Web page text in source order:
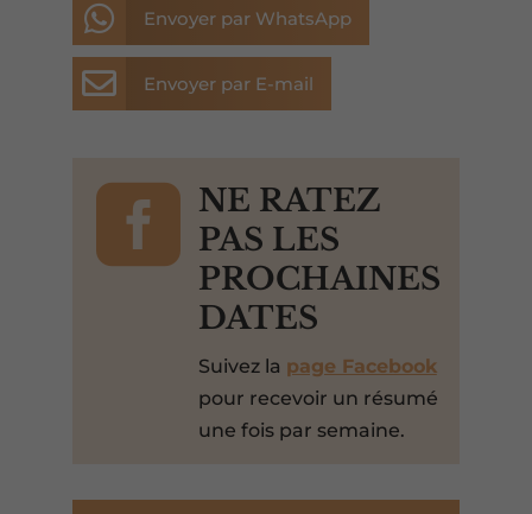
 Envoyer par WhatsApp
 Envoyer par E-mail

NE RATEZ
PAS LES
PROCHAINES
DATES
Suivez la page Facebook
pour recevoir un résumé
une fois par semaine.